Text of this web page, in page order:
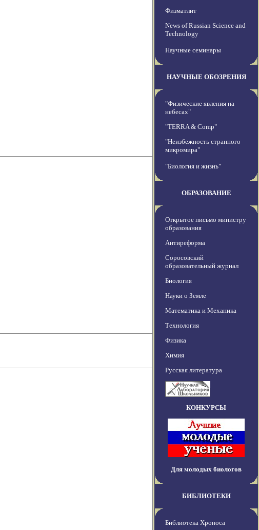
Физматлит
News of Russian Science and
Technology
Научные семинары
НАУЧНЫЕ ОБОЗРЕНИЯ
"Физические явления на
небесах"
"TERRA & Comp"
"Неизбежность странного
микромира"
"Биология и жизнь"
ОБРАЗОВАНИЕ
Открытое письмо министру
образования
Антиреформа
Соросовский
образовательный журнал
Биология
Науки о Земле
Математика и Механика
Технология
Физика
Химия
Русская литература
КОНКУРСЫ
Для молодых биологов
БИБЛИОТЕКИ
Библиотека Хроноса